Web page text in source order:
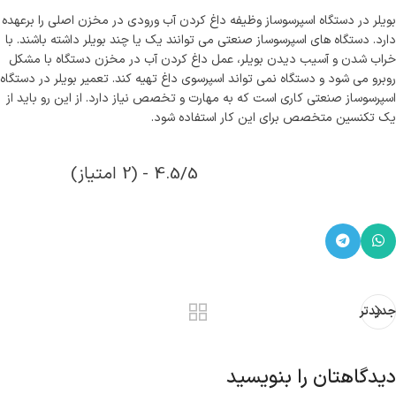
بویلر در دستگاه اسپرسوساز وظیفه داغ کردن آب ورودی در مخزن اصلی را برعهده
دارد. دستگاه های اسپرسوساز صنعتی می توانند یک یا چند بویلر داشته باشند. با
خراب شدن و آسیب دیدن بویلر، عمل داغ کردن آب در مخزن دستگاه با مشکل
روبرو می شود و دستگاه نمی تواند اسپرسوی داغ تهیه کند. تعمیر بویلر در دستگاه
اسپرسوساز صنعتی کاری است که به مهارت و تخصص نیاز دارد. از این رو باید از
یک تکنسین متخصص برای این کار استفاده شود.
4.5/5 - (2 امتیاز)
جدیدتر
دیدگاهتان را بنویسید